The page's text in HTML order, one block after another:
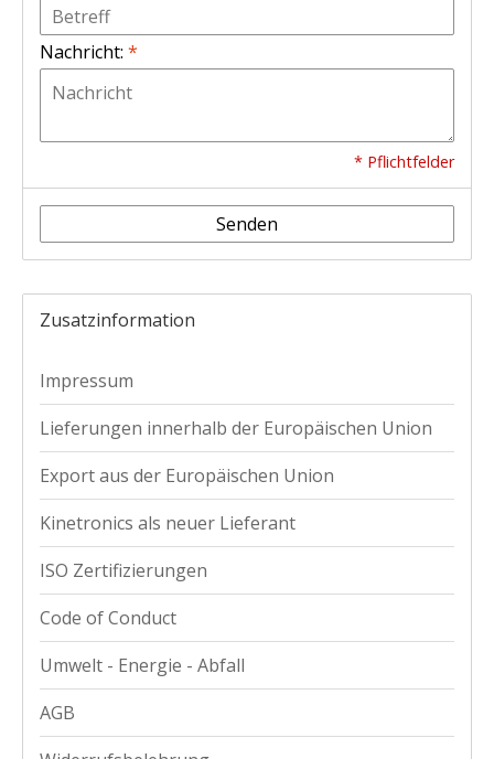
Nachricht: *
* Pflichtfelder
Senden
Zusatzinformation
Impressum
Lieferungen innerhalb der Europäischen Union
Export aus der Europäischen Union
Kinetronics als neuer Lieferant
ISO Zertifizierungen
Code of Conduct
Umwelt - Energie - Abfall
AGB